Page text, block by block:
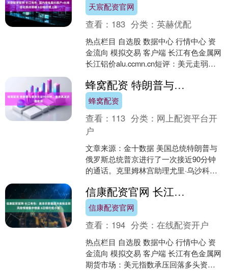
天宸配资官网
查看： 183 分类：英赫优配
热点栏目 自选股 数据中心 行情中心 资
金流向 模拟交易 客户端 长江有色金属网
长江铝价alu.ccmn.cn短评：美元走弱抬
蜂窝配资 特朗普与普京长谈90分钟，普京再发访俄邀请
蜂窝配资
查看： 113 分类： 网上配资平台开
户
文章来源：金十数据 美国总统特朗普与
俄罗斯总统普京进行了一次接近90分钟
的通话。克里姆林宫助理尤里·乌沙科夫
将此....
信康配资官网 长江有色：美非农数据遇冷美指走弱风险情绪集中修复 6日锡价或小涨
信康配资官网
查看： 194 分类：在线配资开户
热点栏目 自选股 数据中心 行情中心 资
金流向 模拟交易 客户端 长江有色金属网
期货市场：美元指数承压回落多头资金